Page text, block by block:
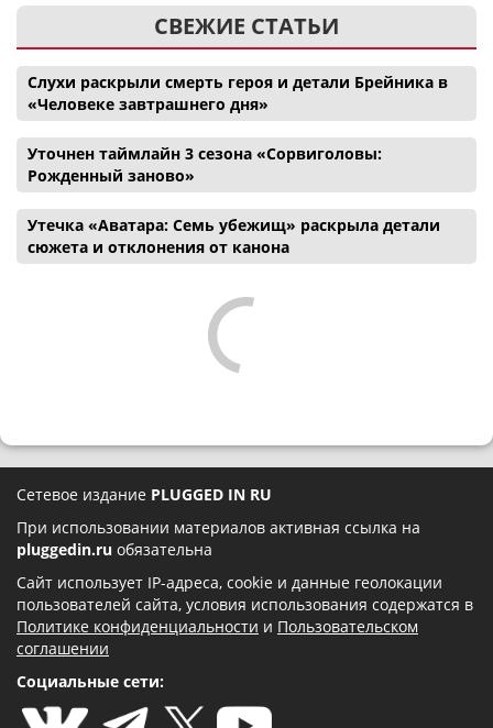
СВЕЖИЕ СТАТЬИ
Слухи раскрыли смерть героя и детали Брейника в
«Человеке завтрашнего дня»
Уточнен таймлайн 3 сезона «Сорвиголовы:
Рожденный заново»
Утечка «Аватара: Семь убежищ» раскрыла детали
сюжета и отклонения от канона
Сетевое издание PLUGGED IN RU
При использовании материалов активная ссылка на
pluggedin.ru обязательна
Сайт использует IP-адреса, cookie и данные геолокации
пользователей сайта, условия использования содержатся в
Политике конфиденциальности и Пользовательском
соглашении
Социальные сети: